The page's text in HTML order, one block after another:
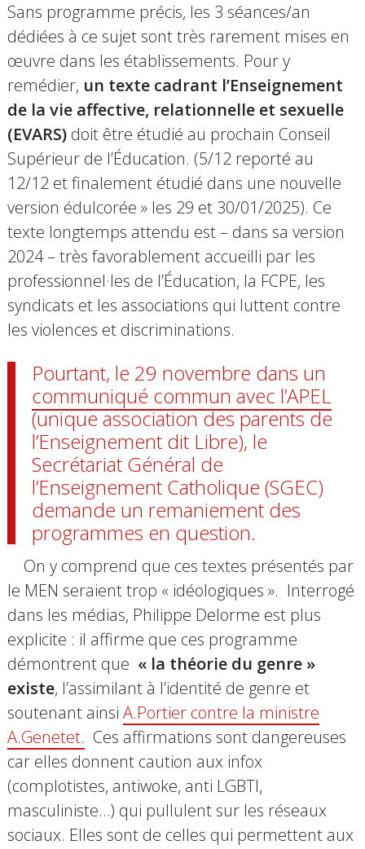
Sans programme précis, les 3 séances/an
dédiées à ce sujet sont très rarement mises en
œuvre dans les établissements. Pour y
remédier, un texte cadrant l’Enseignement
de la vie affective, relationnelle et sexuelle
(EVARS)doit être étudié au prochain Conseil
Supérieur de l’Éducation. (5/12 reporté au
12/12 et finalement étudié dans une nouvelle
version édulcorée » les 29 et 30/01/2025). Ce
texte longtemps attendu est – dans sa version
2024 – très favorablement accueilli par les
professionnel·les de l’Éducation, la FCPE, les
syndicats et les associations qui luttent contre
les violences et discriminations.
Pourtant, le 29 novembre dans un
communiqué commun avec l’APEL
(unique association des parents de
l’Enseignement dit Libre), le
Secrétariat Général de
l’Enseignement Catholique (SGEC)
demande un remaniement des
programmes en question.
On y comprend que ces textes présentés par
le MEN seraient trop « idéologiques ». Interrogé
dans les médias, Philippe Delorme est plus
explicite : il affirme que ces programme
démontrent que « la théorie du genre »
existe, l’assimilant à l’identité de genre et
soutenant ainsi A.Portier contre la ministre
A.Genetet. Ces affirmations sont dangereuses
car elles donnent caution aux infox
(complotistes, antiwoke, anti LGBTI,
masculiniste…) qui pullulent sur les réseaux
sociaux. Elles sont de celles qui permettent aux